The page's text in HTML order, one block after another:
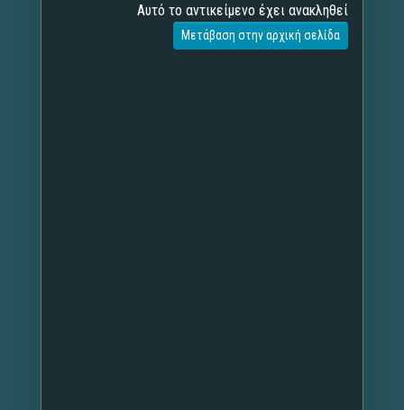
Αυτό το αντικείμενο έχει ανακληθεί
Μετάβαση στην αρχική σελίδα